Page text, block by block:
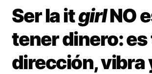
Ser la itgirlNO
tener dinero:
dirección, vibra